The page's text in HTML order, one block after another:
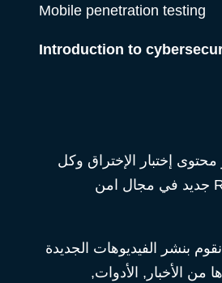
Mobile penetration testing
Introduction to
إختبار الإختراق وكل
Root academy جديد في مجال امن
بنشر الفيديوهات الجديدة
من الأخبار, الأدوات,